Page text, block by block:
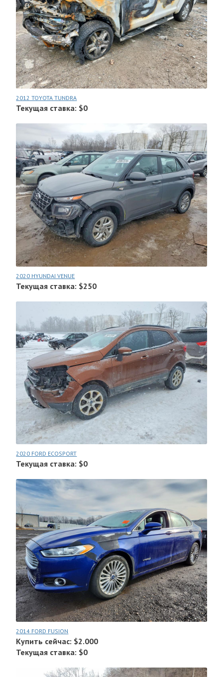
2012 TOYOTA TUNDRA
Текущая ставка: $0
2020 HYUNDAI VENUE
Текущая ставка: $250
2020 FORD ECOSPORT
Текущая ставка: $0
2014 FORD FUSION
Купить сейчас: $2.000
Текущая ставка: $0